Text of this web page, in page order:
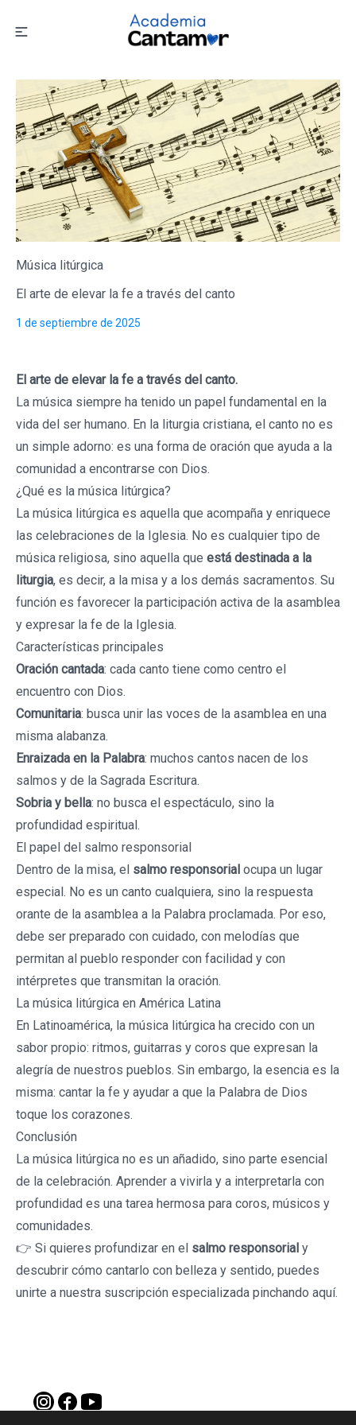
Música litúrgica
El arte de elevar la fe a través del canto
1 de septiembre de 2025
El arte de elevar la fe a través del canto.
La música siempre ha tenido un papel fundamental en la
vida del ser humano. En la liturgia cristiana, el canto no es
un simple adorno: es una forma de oración que ayuda a la
comunidad a encontrarse con Dios.
¿Qué es la música litúrgica?
La música litúrgica es aquella que acompaña y enriquece
las celebraciones de la Iglesia. No es cualquier tipo de
música religiosa, sino aquella que está destinada a la
liturgia, es decir, a la misa y a los demás sacramentos. Su
función es favorecer la participación activa de la asamblea
y expresar la fe de la Iglesia.
Características principales
Oración cantada: cada canto tiene como centro el
encuentro con Dios.
Comunitaria: busca unir las voces de la asamblea en una
misma alabanza.
Enraizada en la Palabra: muchos cantos nacen de los
salmos y de la Sagrada Escritura.
Sobria y bella: no busca el espectáculo, sino la
profundidad espiritual.
El papel del salmo responsorial
Dentro de la misa, el salmo responsorial ocupa un lugar
especial. No es un canto cualquiera, sino la respuesta
orante de la asamblea a la Palabra proclamada. Por eso,
debe ser preparado con cuidado, con melodías que
permitan al pueblo responder con facilidad y con
intérpretes que transmitan la oración.
La música litúrgica en América Latina
En Latinoamérica, la música litúrgica ha crecido con un
sabor propio: ritmos, guitarras y coros que expresan la
alegría de nuestros pueblos. Sin embargo, la esencia es la
misma: cantar la fe y ayudar a que la Palabra de Dios
toque los corazones.
Conclusión
La música litúrgica no es un añadido, sino parte esencial
de la celebración. Aprender a vivirla y a interpretarla con
profundidad es una tarea hermosa para coros, músicos y
comunidades.
👉 Si quieres profundizar en el salmo responsorial y
descubrir cómo cantarlo con belleza y sentido, puedes
unirte a nuestra suscripción especializada pinchando aquí.